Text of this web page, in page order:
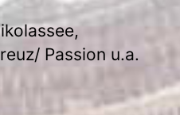
Passion u.a.